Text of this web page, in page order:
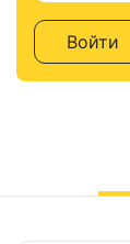
Войти